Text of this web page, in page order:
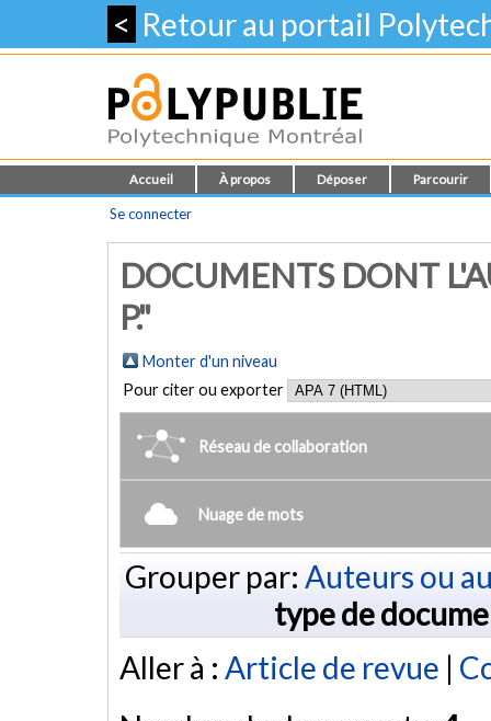
< Retour au portail
Accueil À propos Déposer Parcourir
Se connecter
DOCUMENTS DONT
P."
Monter d'un niveau
Pour citer ou exporter
Réseau de collaboration
Nuage de mots
Grouper par: Auteurs ou
type de
Aller à : Article de revue |